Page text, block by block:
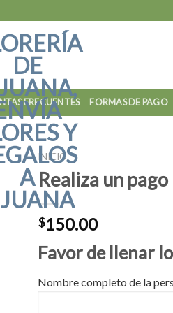
FRECUENTES FORMAS DE PAGO
INICIO
Realiza un
$150.00
Favor de llenar
Nombre completo de la